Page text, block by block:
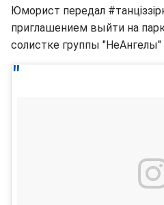
Юморист передал
приглашением выйти на
солистке группы